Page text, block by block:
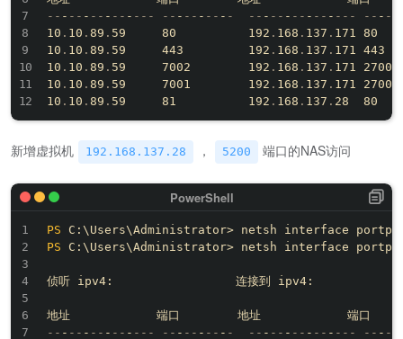
-- - -- - -- - -- - -- - -- - -- - -- - - -- - -- - -- - -- - -- - -- - --
10 . 10 . 89 . 59     80          192 . 168 . 137 . 171 80
10 . 10 . 89 . 59     443         192 . 168 . 137 . 171 443
10 . 10 . 89 . 59     7002        192 . 168 . 137 . 171 27002
10 . 10 . 89 . 59     7001        192 . 168 . 137 . 171 27001
10 . 10 . 89 . 59     81          192 . 168 . 137 .
新增虚拟机 192.168.137.28 ， 5200 端口的NAS访问
PS C:\Users\Administrator> netsh interface
PS C:\Users\Administrator> netsh interface
侦听 ipv4:                 连接到 ipv4:
-- - -- - -- - -- - -- - -- - -- - -- - - -- - -- - -- - -- - -- - -- - --